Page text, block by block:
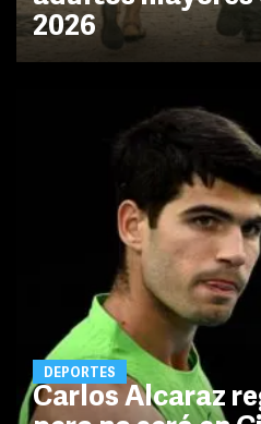
2026
DEPORTES
Carlos Alcaraz